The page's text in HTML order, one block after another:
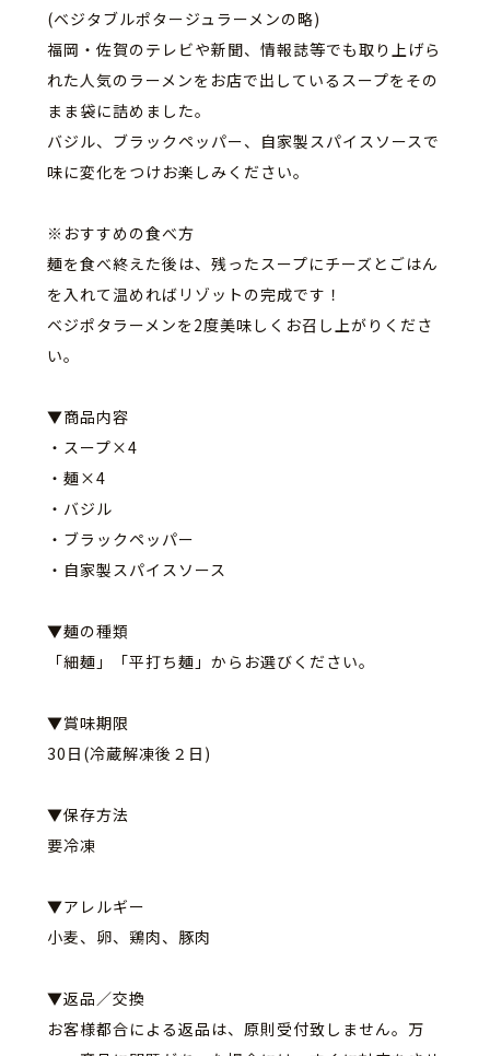
(ベジタブルポタージュラーメンの略)
福岡・佐賀のテレビや新聞、情報誌等でも取り上げら
れた人気のラーメンをお店で出しているスープをその
まま袋に詰めました。
バジル、ブラックペッパー、 自家製スパイスソースで
味に変化をつけお楽しみください。
※おすすめの食べ方
麺を食べ終えた後は、残ったスープにチーズとごはん
を入れて温めればリゾットの完成です！
ベジポタラーメンを2度美味しくお召し上がりくださ
い。
▼商品内容
・スープ×4
・麺×4
・バジル
・ブラックペッパー
・自家製スパイスソース
▼麺の種類
「細麺」「平打ち麺」からお選びください。
▼賞味期限
30日(冷蔵解凍後２日)
▼保存方法
要冷凍
▼アレルギー
小麦、卵、鶏肉、豚肉
▼返品／交換
お客様都合による返品は、原則受付致しません。万